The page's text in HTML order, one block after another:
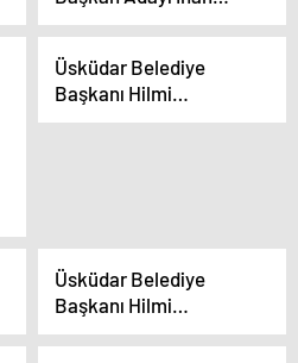
Güney Projelerini
Üsküdar Belediye
Başkanı Hilmi
Türkmen’den projeler
Üsküdar Belediye
Başkanı Hilmi
Türkmen, Proje ve